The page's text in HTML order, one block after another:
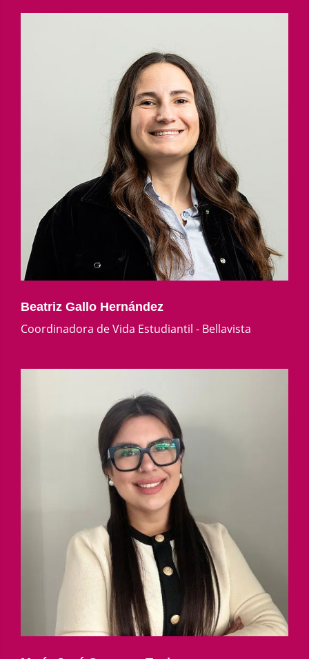
Beatriz Gallo Hernández
Coordinadora de Vida Estudiantil - Bellavista